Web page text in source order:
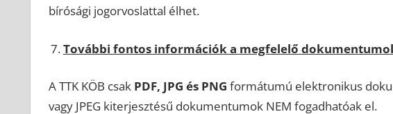
bírósági jogorvoslattal élhet.
További fontos információk a megfelelő
A TTK KÖB csak PDF, JPG és PNG formátumú elektronikus
vagy JPEG kiterjesztésű dokumentumok NEM fogadhatóak el.